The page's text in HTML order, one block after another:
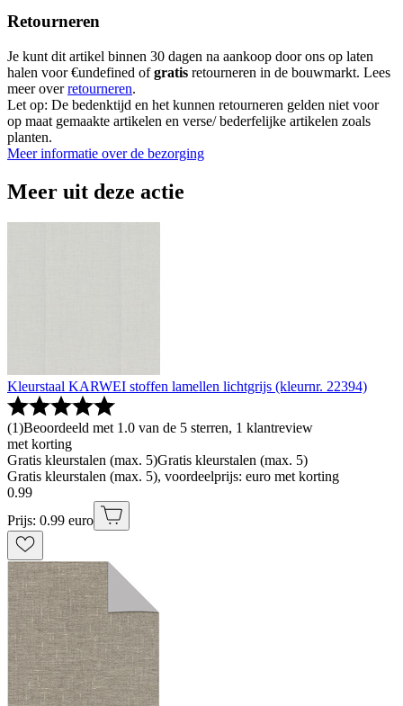
Retourneren
Je kunt dit artikel binnen 30 dagen na aankoop door ons op laten
halen voor €undefined ofgratis retourneren in de bouwmarkt. Lees
meer overretourneren.
Let op: De bedenktijd en het kunnen retourneren gelden niet voor
op maat gemaakte artikelen en verse/ bederfelijke artikelen zoals
planten.
Meer informatie over de bezorging
Meer uit deze actie
Kleurstaal KARWEI stoffen lamellen lichtgrijs (kleurnr. 22394)
(1)Beoordeeld met 1.0 van de 5 sterren, 1 klantreview
met korting
Gratis kleurstalen (max. 5)Gratis kleurstalen (max. 5)
Gratis kleurstalen (max. 5), voordeelprijs: euro met korting
0.99
Prijs: 0.99 euro